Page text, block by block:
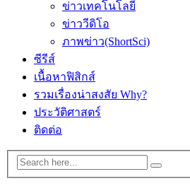
ข่าวเทคโนโลยี
ข่าววีดิโอ
ภาพข่าว(ShortSci)
ซีรีส์
เนื้อหาฟิสิกส์
รวมเรื่องน่าสงสัย Why?
ประวัติศาสตร์
ติดต่อ